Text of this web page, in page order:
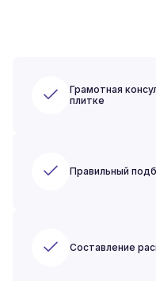
Грамотная
плитке
Правильный
Составление